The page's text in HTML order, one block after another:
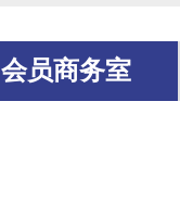
会员商务室